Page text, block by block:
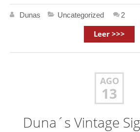
Dunas Uncategorized 2
Leer >>>
AGO
13
Duna´s Vintage